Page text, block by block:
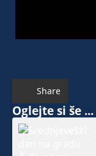
Share
Oglejte si še ...